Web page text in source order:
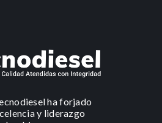
ha forjado
y liderazgo